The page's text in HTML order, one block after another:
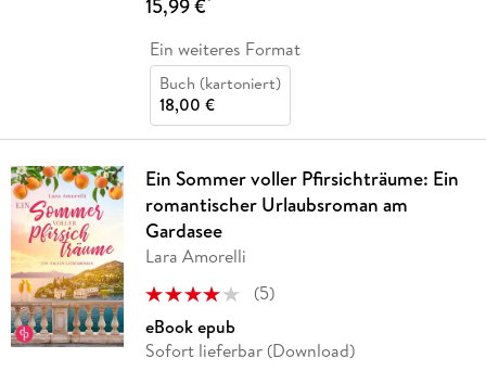
15,99 €
Ein weiteres Format
Buch (kartoniert)
18,00 €
Ein Sommer voller Pfirsichträume: Ein
romantischer Urlaubsroman am
Gardasee
Lara Amorelli
(5)
eBook epub
Sofort lieferbar (Download)